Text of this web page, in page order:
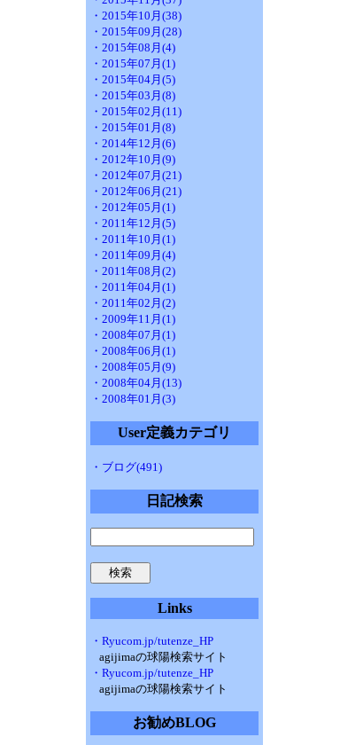
・2015年10月(38)
・2015年09月(28)
・2015年08月(4)
・2015年07月(1)
・2015年04月(5)
・2015年03月(8)
・2015年02月(11)
・2015年01月(8)
・2014年12月(6)
・2012年10月(9)
・2012年07月(21)
・2012年06月(21)
・2012年05月(1)
・2011年12月(5)
・2011年10月(1)
・2011年09月(4)
・2011年08月(2)
・2011年04月(1)
・2011年02月(2)
・2009年11月(1)
・2008年07月(1)
・2008年06月(1)
・2008年05月(9)
・2008年04月(13)
・2008年01月(3)
User定義カテゴリ
・ブログ(491)
日記検索
Links
・Ryucom.jp/tutenze_HP
agijimaの球陽検索サイト
・Ryucom.jp/tutenze_HP
agijimaの球陽検索サイト
お勧めBLOG